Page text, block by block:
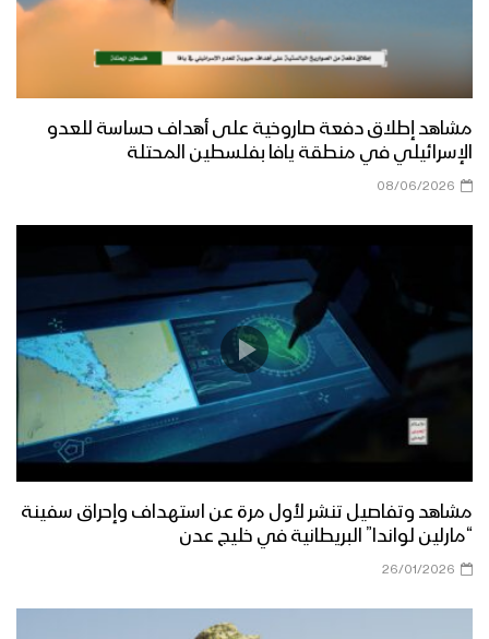
مشاهد إطلاق دفعة صاروخية على أهداف حساسة للعدو
الإسرائيلي في منطقة يافا بفلسطين المحتلة
08/06/2026
مشاهد وتفاصيل تنشر لأول مرة عن استهداف وإحراق سفينة
“مارلين لواندا” البريطانية في خليج عدن
26/01/2026